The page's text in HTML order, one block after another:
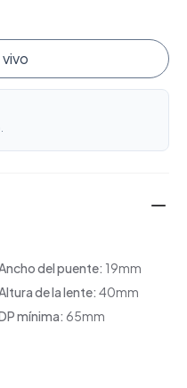
del puente: 19mm
de la lente: 40mm
mínima: 65mm